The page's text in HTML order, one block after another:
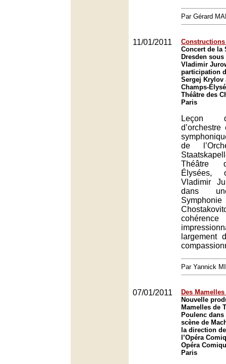
Par Gérard
11/01/2011
Concert de la
Dresden
Vladimir
participation
Sergej Krylov
Champs-
Théâtre des
Paris
Leçon
d’orchestre
de
Théâtre
Vladimir
dans
largement
Par Yannick
07/01/2011
Des
Nouvelle
Mamelles de
Poulenc
scène de
la direction
l’Opéra
Opéra
Paris